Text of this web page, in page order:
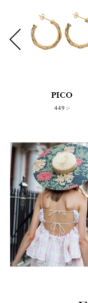
PICO
449 :-